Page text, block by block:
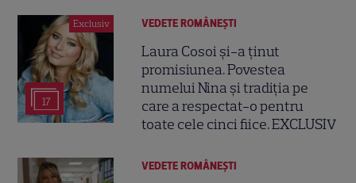
Exclusiv
17
VEDETE ROMÂNEŞTI
Laura Cosoi și-a ținut
promisiunea. Povestea
numelui Nina și tradiția pe
care a respectat-o pentru
toate cele cinci fiice. EXCLUSIV
VEDETE ROMÂNEŞTI